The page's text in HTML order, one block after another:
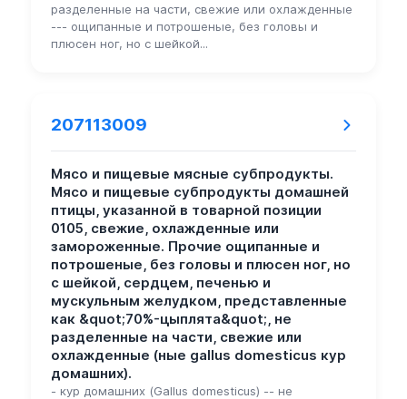
разделенные на части, свежие или охлажденные
--- ощипанные и потрошеные, без головы и
плюсен ног, но с шейкой...
207113009
Мясо и пищевые мясные субпродукты.
Мясо и пищевые субпродукты домашней
птицы, указанной в товарной позиции
0105, свежие, охлажденные или
замороженные. Прочие ощипанные и
потрошеные, без головы и плюсен ног, но
с шейкой, сердцем, печенью и
мускульным желудком, представленные
как &quot;70%-цыплята&quot;, не
разделенные на части, свежие или
охлажденные (ные gallus domesticus кур
домашних).
- кур домашних (Gallus domesticus) -- не